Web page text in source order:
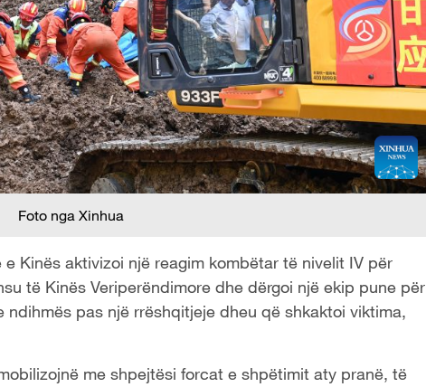
Foto nga Xinhua
Kinës aktivizoi një reagim kombëtar të nivelit IV për
të Kinës Veriperëndimore dhe dërgoi një ekip pune për
pas një rrëshqitjeje dheu që shkaktoi viktima,
me shpejtësi forcat e shpëtimit aty pranë, të